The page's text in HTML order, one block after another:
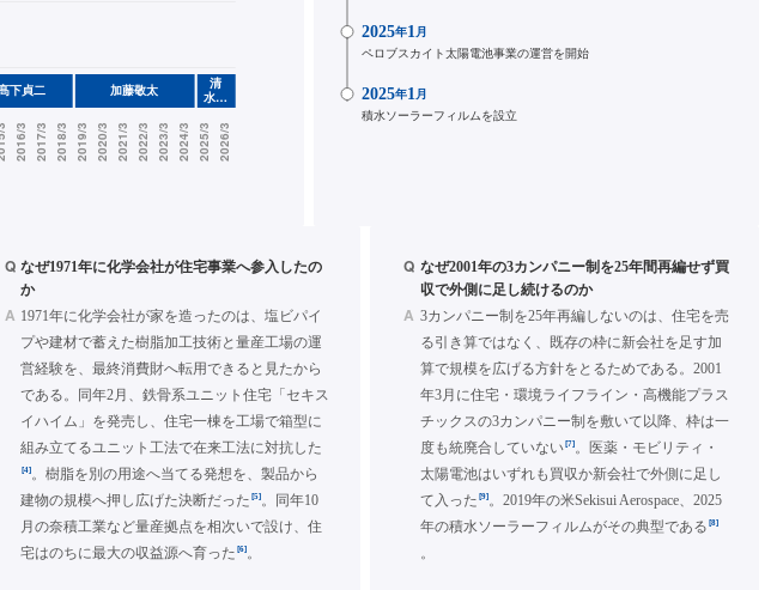
2025年1月
ペロブスカイト太陽電池事業の運営を開始
2025年1月
積水ソーラーフィルムを設立
Q なぜ1971年に化学会社が住宅事業へ参入したの
か
A 1971年に化学会社が家を造ったのは、塩ビパイ
プや建材で蓄えた樹脂加工技術と量産工場の運
営経験を、最終消費財へ転用できると見たから
である。同年2月、鉄骨系ユニット住宅「セキス
イハイム」を発売し、住宅一棟を工場で箱型に
組み立てるユニット工法で在来工法に対抗した
[4]。樹脂を別の用途へ当てる発想を、製品から
建物の規模へ押し広げた決断だった [5]。同年10
月の奈積工業など量産拠点を相次いで設け、住
宅はのちに最大の収益源へ育った [6]。
Q なぜ2001年の3カンパニー制を25年間再編せず買
収で外側に足し続けるのか
A 3カンパニー制を25年再編しないのは、住宅を売
る引き算ではなく、既存の枠に新会社を足す加
算で規模を広げる方針をとるためである。2001
年3月に住宅・環境ライフライン・高機能プラス
チックスの3カンパニー制を敷いて以降、枠は一
度も統廃合していない[7]。医薬・モビリティ・
太陽電池はいずれも買収か新会社で外側に足し
て入った [9]。2019年の米Sekisui Aerospace、2025
年の積水ソーラーフィルムがその典型である [8]
。